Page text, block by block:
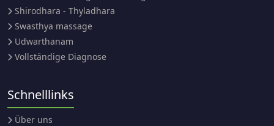
Shirodhara - Thyladhara
Swasthya massage
Udwarthanam
Vollständige Diagnose
Schnelllinks
Über uns